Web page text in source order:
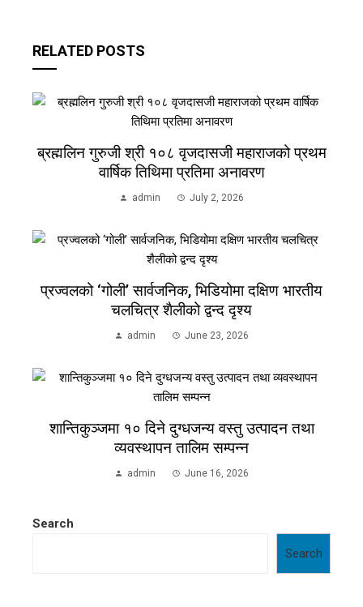
RELATED POSTS
ब्रह्मलिन गुरुजी श्री १०८ वृजदासजी महाराजको प्रथम
वार्षिक तिथिमा प्रतिमा अनावरण
admin July 2, 2026
प्रज्वलको ‘गोली’ सार्वजनिक, भिडियोमा दक्षिण भारतीय
चलचित्र शैलीको द्वन्द दृश्य
admin June 23, 2026
शान्तिकुञ्जमा १० दिने दुग्धजन्य वस्तु उत्पादन तथा
व्यवस्थापन तालिम सम्पन्न
admin June 16, 2026
Search
Search